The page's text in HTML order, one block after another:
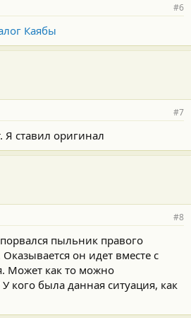
#6
Каябы
#7
Я ставил оригинал
#8
пыльник правого
он идет вместе с
Может как то можно
кого была данная ситуация, как